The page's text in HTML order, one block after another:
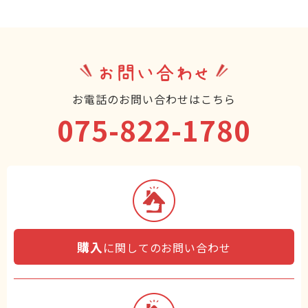
お問い合わせ
お電話のお問い合わせはこちら
075-822-1780
購入 に関してのお問い合わせ